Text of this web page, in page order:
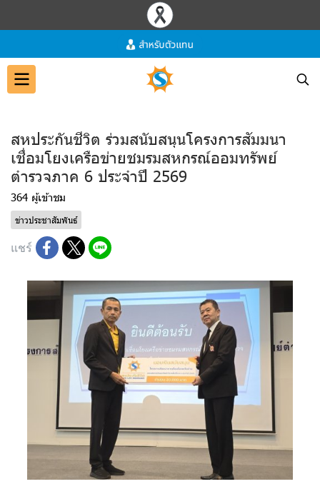
สหประกันชีวิต ร่วมสนับสนุนโครงการสัมมนา
เชื่อมโยงเครือข่ายชมรมสหกรณ์ออมทรัพย์
ตำรวจภาค 6 ประจำปี 2569
364 ผู้เข้าชม
ข่าวประชาสัมพันธ์
แชร์